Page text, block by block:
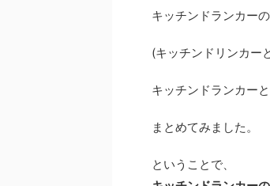
キッチンドランカー
(キッチンドリンカー
キッチンドランカー
まとめてみました。
ということで、